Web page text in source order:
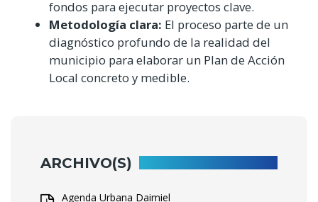
fondos para ejecutar proyectos clave.
Metodología clara: El proceso parte de un
diagnóstico profundo de la realidad del
municipio para elaborar un Plan de Acción
Local concreto y medible.
ARCHIVO(S)
Agenda Urbana Daimiel